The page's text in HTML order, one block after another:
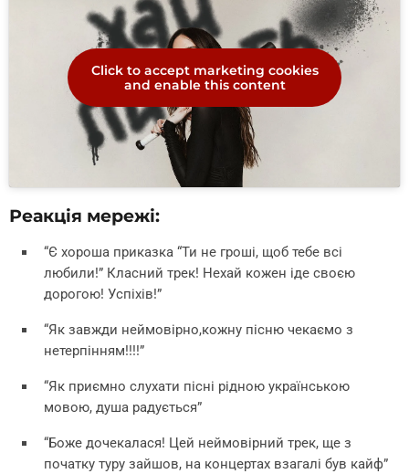
Click to accept marketing cookies
and enable this content
Реакція мережі:
“Є хороша приказка “Ти не гроші, щоб тебе всі
любили!” Класний трек! Нехай кожен іде своєю
дорогою! Успіхів!”
“Як завжди неймовірно,кожну пісню чекаємо з
нетерпінням!!!!”
“Як приємно слухати пісні рідною українською
мовою, душа радується”
“Боже дочекалася! Цей неймовірний трек, ще з
початку туру зайшов, на концертах взагалі був кайф”